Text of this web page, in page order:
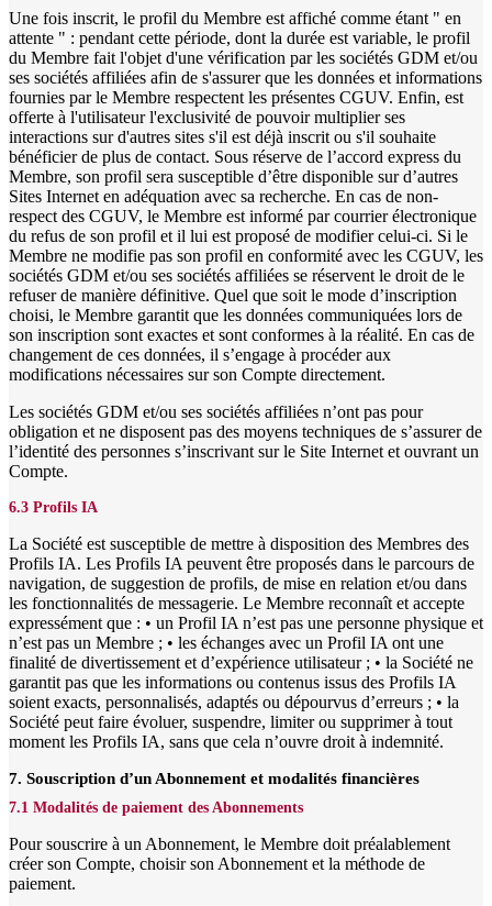
Une fois inscrit, le profil du Membre est affiché comme étant " en
attente " : pendant cette période, dont la durée est variable, le profil
du Membre fait l'objet d'une vérification par les sociétés GDM et/ou
ses sociétés affiliées afin de s'assurer que les données et informations
fournies par le Membre respectent les présentes CGUV. Enfin, est
offerte à l'utilisateur l'exclusivité de pouvoir multiplier ses
interactions sur d'autres sites s'il est déjà inscrit ou s'il souhaite
bénéficier de plus de contact. Sous réserve de l’accord express du
Membre, son profil sera susceptible d’être disponible sur d’autres
Sites Internet en adéquation avec sa recherche. En cas de non-
respect des CGUV, le Membre est informé par courrier électronique
du refus de son profil et il lui est proposé de modifier celui-ci. Si le
Membre ne modifie pas son profil en conformité avec les CGUV, les
sociétés GDM et/ou ses sociétés affiliées se réservent le droit de le
refuser de manière définitive. Quel que soit le mode d’inscription
choisi, le Membre garantit que les données communiquées lors de
son inscription sont exactes et sont conformes à la réalité. En cas de
changement de ces données, il s’engage à procéder aux
modifications nécessaires sur son Compte directement.
Les sociétés GDM et/ou ses sociétés affiliées n’ont pas pour
obligation et ne disposent pas des moyens techniques de s’assurer de
l’identité des personnes s’inscrivant sur le Site Internet et ouvrant un
Compte.
6.3 Profils IA
La Société est susceptible de mettre à disposition des Membres des
Profils IA. Les Profils IA peuvent être proposés dans le parcours de
navigation, de suggestion de profils, de mise en relation et/ou dans
les fonctionnalités de messagerie. Le Membre reconnaît et accepte
expressément que : • un Profil IA n’est pas une personne physique et
n’est pas un Membre ; • les échanges avec un Profil IA ont une
finalité de divertissement et d’expérience utilisateur ; • la Société ne
garantit pas que les informations ou contenus issus des Profils IA
soient exacts, personnalisés, adaptés ou dépourvus d’erreurs ; • la
Société peut faire évoluer, suspendre, limiter ou supprimer à tout
moment les Profils IA, sans que cela n’ouvre droit à indemnité.
7. Souscription d’un Abonnement et modalités financières
7.1 Modalités de paiement des Abonnements
Pour souscrire à un Abonnement, le Membre doit préalablement
créer son Compte, choisir son Abonnement et la méthode de
paiement.